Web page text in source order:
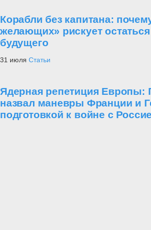
Корабли без капитана:
желающих» рискует остаться
будущего
31 июля Статьи
Ядерная репетиция Европы:
назвал маневры Франции и
подготовкой к войне с